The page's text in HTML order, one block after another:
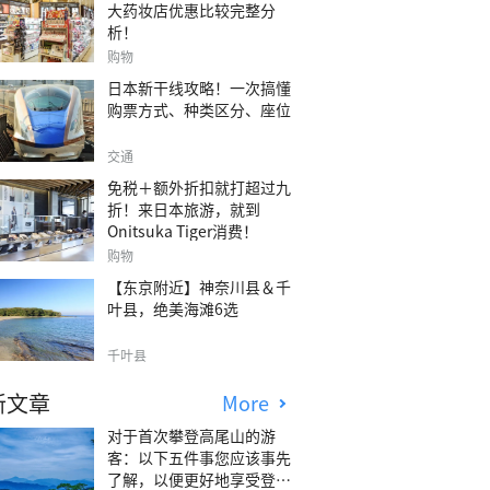
大药妆店优惠比较完整分
析！
购物
日本新干线攻略！一次搞懂
购票方式、种类区分、座位
交通
免税＋额外折扣就打超过九
折！来日本旅游，就到
Onitsuka Tiger消费！
购物
【东京附近】神奈川县＆千
叶县，绝美海滩6选
千叶县
章 More
对于首次攀登高尾山的游
客：以下五件事您应该事先
了解，以便更好地享受登山